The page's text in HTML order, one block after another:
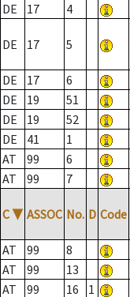
DE
17 4
DE 17 5
DE 17 6
DE
19 51
DE
19 52
DE
41 1
AT
99 6
AT
99 7
C ▼ ASSOC No. D Code
AT
99 8
AT
99 13
AT
99 16 1